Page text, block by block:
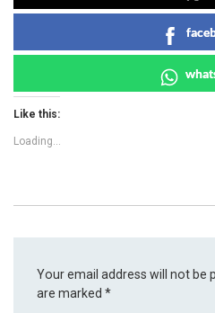
Like this:
Loading...
Your email address will not be
are marked*